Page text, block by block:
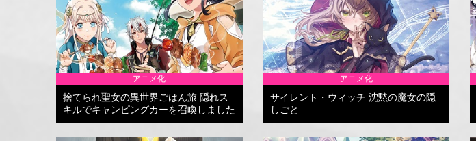
アニメ化
捨てられ聖女の異世界ごはん旅 隠れス
キルでキャンピングカーを召喚しました
アニメ化
サイレント・ウィッチ 沈黙の魔女の隠
しごと